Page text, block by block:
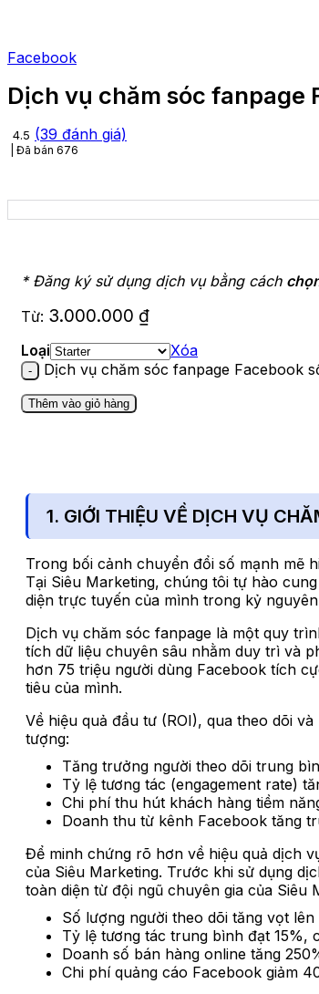
Facebook
Dịch vụ chăm sóc fanpage
4.5 (39 đánh giá)
Đã bán 676
* Đăng ký sử dụng dịch vụ bằng cách
Từ: 3.000.000 ₫
Loại
Xóa
Dịch vụ chăm sóc fanpage Facebook
Thêm vào giỏ hàng
1. GIỚI THIỆU VỀ DỊCH VỤ
Trong bối cảnh chuyển đổi số mạnh mẽ
Tại Siêu Marketing, chúng tôi tự hào
diện trực tuyến của mình trong kỷ
Dịch vụ chăm sóc fanpage là một quy
tích dữ liệu chuyên sâu nhằm duy trì và
hơn 75 triệu người dùng Facebook tích
tiêu của mình.
Về hiệu quả đầu tư (ROI), qua theo dõi
tượng:
Tăng trưởng người theo dõi trung
Tỷ lệ tương tác (engagement rate)
Chi phí thu hút khách hàng tiềm
Doanh thu từ kênh Facebook tăng
Để minh chứng rõ hơn về hiệu quả dịch
của Siêu Marketing. Trước khi sử dụng
toàn diện từ đội ngũ chuyên gia của Siêu
Số lượng người theo dõi tăng vọt
Tỷ lệ tương tác trung bình đạt 15%,
Doanh số bán hàng online tăng
Chi phí quảng cáo Facebook giảm